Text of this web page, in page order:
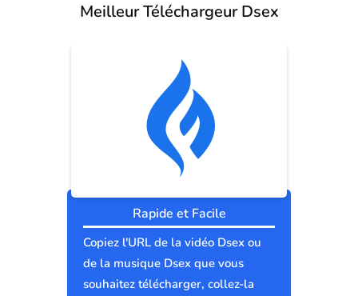
Meilleur Téléchargeur Dsex
Rapide et Facile
Copiez l'URL de la vidéo Dsex ou
de la musique Dsex que vous
souhaitez télécharger, collez-la